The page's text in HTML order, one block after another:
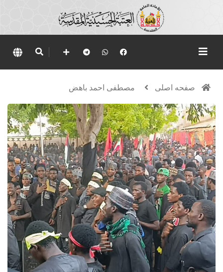
صفحه اصلی مصطفى احمد باهض